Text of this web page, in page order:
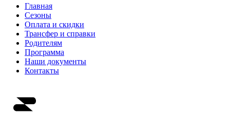
Главная
Сезоны
Оплата и скидки
Трансфер и справки
Родителям
Программа
Наши документы
Контакты